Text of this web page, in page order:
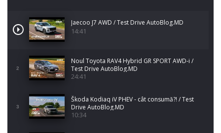
Jaecoo J7 AWD / Test Drive AutoBlog.MD
14:41
2
Noul Toyota RAV4 Hybrid GR SPORT AWD-i /
Test Drive AutoBlog.MD
24:41
3
Škoda Kodiaq iV PHEV - cât consumă?! / Test
Drive AutoBlog.MD
10:34